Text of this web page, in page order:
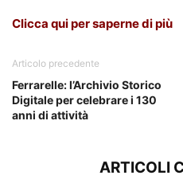
Clicca qui per saperne di più
Articolo precedente
Ferrarelle: l’Archivio Storico
Digitale per celebrare i 130
anni di attività
ARTICOLI